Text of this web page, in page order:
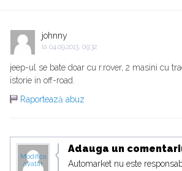
johnny
la 04.09.2013, 09:32
jeep-ul se bate doar cu r.rover, 2 masini cu
istorie in off-road.
Raportează abuz
Modifica
avatar
Adauga un
Automarket nu este